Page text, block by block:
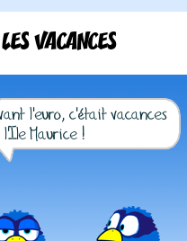
VACANCES